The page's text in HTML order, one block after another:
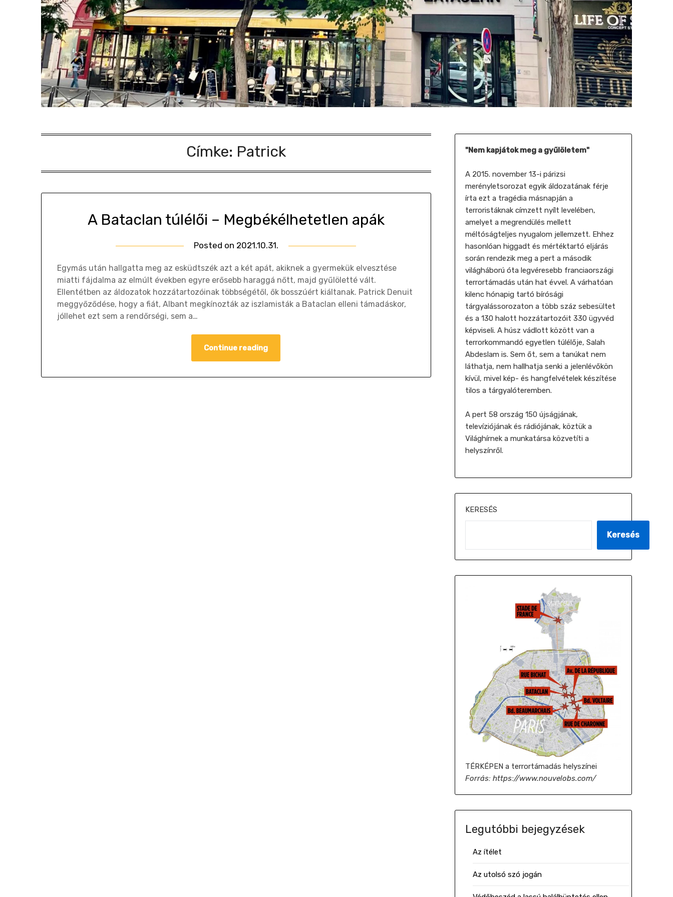
Címke: Patrick
A Bataclan túlélői – Megbékélhetetlen apák
Posted on 2021.10.31.
Géza
Egymás után hallgatta meg az esküdtszék azt a két apát, akiknek a gyermekük elvesztése
miatti fájdalma az elmúlt években egyre erősebb haraggá nőtt, majd gyűlöletté vált.
Ellentétben az áldozatok hozzátartozóinak többségétől, ők bosszúért kiáltanak. Patrick Denuit
meggyőződése, hogy a fiát, Albant megkínozták az iszlamisták a Bataclan elleni támadáskor,
jóllehet ezt sem a rendőrségi, sem a…
Continue reading
"Nem kapjátok meg a gyűlöletem"
A 2015. november 13-i párizsi
merényletsorozat egyik áldozatának férje
írta ezt a tragédia másnapján a
terroristáknak címzett nyílt levelében,
amelyet a megrendülés mellett
méltóságteljes nyugalom jellemzett. Ehhez
hasonlóan higgadt és mértéktartó eljárás
során rendezik meg a pert a második
világháború óta legvéresebb franciaországi
terrortámadás után hat évvel. A várhatóan
kilenc hónapig tartó bírósági
tárgyalássorozaton a több száz sebesültet
és a 130 halott hozzátartozóit 330 ügyvéd
képviseli. A húsz vádlott között van a
terrorkommandó egyetlen túlélője, Salah
Abdeslam is. Sem őt, sem a tanúkat nem
láthatja, nem hallhatja senki a jelenlévőkön
kívül, mivel kép- és hangfelvételek készítése
tilos a tárgyalóteremben.
A pert 58 ország 150 újságjának,
televíziójának és rádiójának, köztük a
Világhírnek a munkatársa közvetíti a
helyszínről.
KERESÉS
Keresés
TÉRKÉPEN a terrortámadás helyszínei
Forrás: https://www.nouvelobs.com/
Legutóbbi bejegyzések
Az ítélet
Az utolsó szó jogán